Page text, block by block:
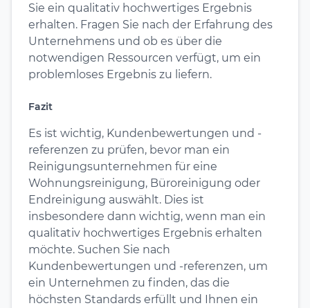
Sie ein qualitativ hochwertiges Ergebnis
erhalten. Fragen Sie nach der Erfahrung des
Unternehmens und ob es über die
notwendigen Ressourcen verfügt, um ein
problemloses Ergebnis zu liefern.
Fazit
Es ist wichtig, Kundenbewertungen und -
referenzen zu prüfen, bevor man ein
Reinigungsunternehmen für eine
Wohnungsreinigung, Büroreinigung oder
Endreinigung auswählt. Dies ist
insbesondere dann wichtig, wenn man ein
qualitativ hochwertiges Ergebnis erhalten
möchte. Suchen Sie nach
Kundenbewertungen und -referenzen, um
ein Unternehmen zu finden, das die
höchsten Standards erfüllt und Ihnen ein